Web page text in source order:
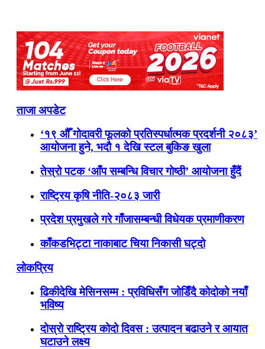
ताजा अपडेट
‘१९ औँ गोदावरी फूलको प्रतिस्पर्धात्मक प्रदर्शनी २०८३’
आयोजना हुने, भदौ १ देखि स्टल बुकिङ खुला
तेस्रो पटक ‘आँप सम्बन्धि विचार गोष्ठी’ आयोजना हुँदैं
राष्ट्रिय कृषि नीति-२०८३ जारी
प्रदेश प्रमुखले गरे गाँजासम्बन्धी विधेयक प्रमाणीकरण
काँकडभिट्टा नाकाबाट चिया निकासी घट्दो
लोकप्रिय
ढिकीदेखि मेसिनसम्म : प्रविधिसँग जोडिँदै कोदोको नयाँ
भविष्य
दोस्रो राष्ट्रिय कोदो दिवस : उत्पादन बढाउने र आयात
घटाउने लक्ष्य